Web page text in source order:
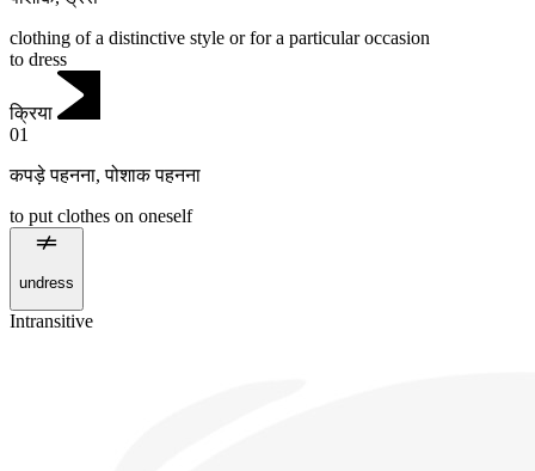
clothing of a distinctive style or for a particular occasion
to dress
क्रिया
01
कपड़े पहनना,पोशाक पहनना
to put clothes on oneself
undress
Intransitive